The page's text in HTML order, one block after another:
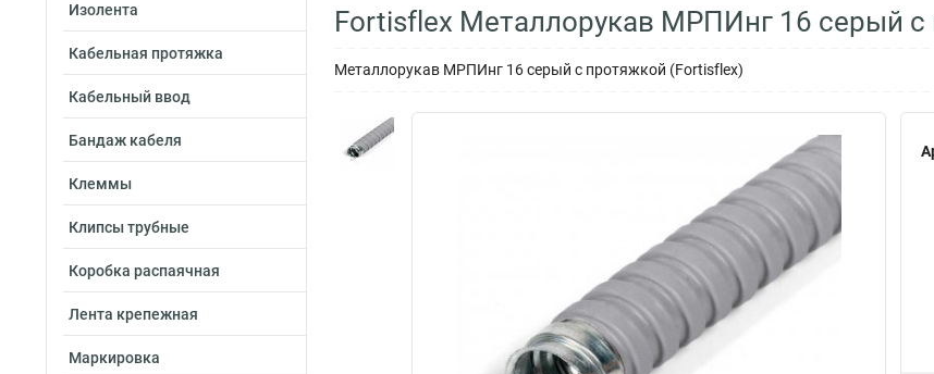
Изолента
Кабельная протяжка
Кабельный ввод
Бандаж кабеля
Клеммы
Клипсы трубные
Коробка распаячная
Лента крепежная
Маркировка
Fortisflex Металлорукав МРПИнг 16 серый с
Металлорукав МРПИнг 16 серый с протяжкой (Fortisflex)